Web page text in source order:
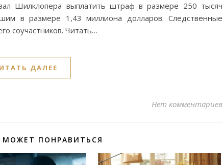
Шилклопера выплатить штраф в размере 250 тысяч
в размере 1,43 миллиона долларов. Следственные
соучастников. Читать…
ДАЛЕЕ
Нет комментариев
ПОНРАВИТЬСЯ